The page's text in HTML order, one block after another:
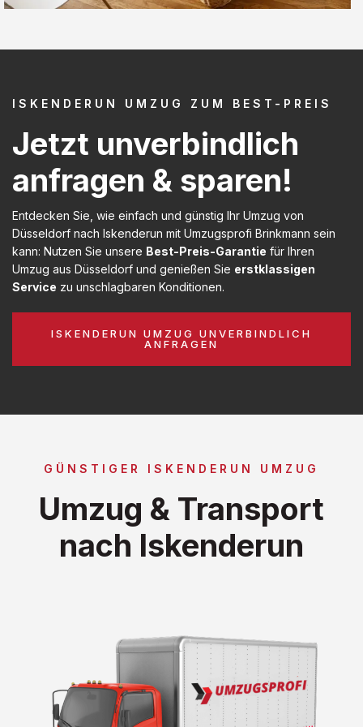
ISKENDERUN UMZUG ZUM BEST-PREIS
Jetzt unverbindlich
anfragen & sparen!
Entdecken Sie, wie einfach und günstig Ihr Umzug von
Düsseldorf nach Iskenderun mit Umzugsprofi Brinkmann sein
kann: Nutzen Sie unsere Best-Preis-Garantie für Ihren
Umzug aus Düsseldorf und genießen Sie erstklassigen
Service zu unschlagbaren Konditionen.
ISKENDERUN UMZUG UNVERBINDLICH
ANFRAGEN
GÜNSTIGER ISKENDERUN UMZUG
Umzug & Transport
nach Iskenderun